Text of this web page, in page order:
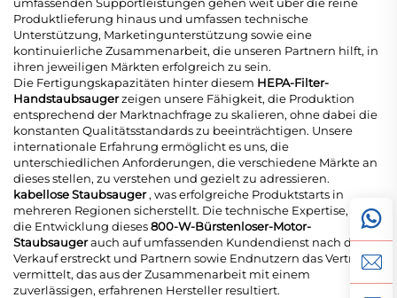
Produktlieferung hinaus und umfassen technische
Unterstützung, Marketingunterstützung sowie eine
kontinuierliche Zusammenarbeit, die unseren Partnern hilft, in
ihren jeweiligen Märkten erfolgreich zu sein.
Die Fertigungskapazitäten hinter diesem HEPA-Filter-
Handstaubsaugerzeigen unsere Fähigkeit, die Produktion
entsprechend der Marktnachfrage zu skalieren, ohne dabei die
konstanten Qualitätsstandards zu beeinträchtigen. Unsere
internationale Erfahrung ermöglicht es uns, die
unterschiedlichen Anforderungen, die verschiedene Märkte an
dieses stellen, zu verstehen und gezielt zu adressieren.
kabellose Staubsauger, was erfolgreiche Produktstarts in
mehreren Regionen sicherstellt. Die technische Expertise, die
die Entwicklung dieses800-W-Bürstenloser-Motor-
Staubsaugerauch auf umfassenden Kundendienst nach dem
Verkauf erstreckt und Partnern sowie Endnutzern das Vertrauen
vermittelt, das aus der Zusammenarbeit mit einem
zuverlässigen, erfahrenen Hersteller resultiert.